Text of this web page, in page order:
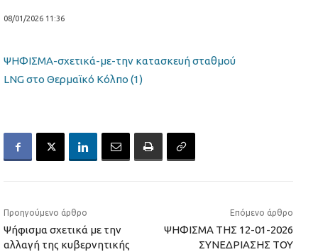
08/01/2026 11:36
ΨΗΦΙΣΜΑ-σχετικά-με-την κατασκευή σταθμού
LNG στο Θερμαϊκό Κόλπο (1)
Προηγούμενο άρθρο
Ψήφισμα σχετικά με την
αλλαγή της κυβερνητικής
Επόμενο άρθρο
ΨΗΦΙΣΜΑ ΤΗΣ 12-01-2026
ΣΥΝΕΔΡΙΑΣΗΣ ΤΟΥ